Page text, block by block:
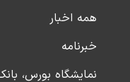
همه اخبار
خبرنامه
نمایشگاه بورس،